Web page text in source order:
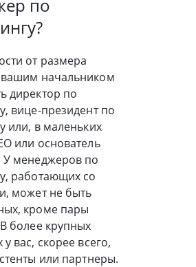
по
от размера
начальником
директор по
вице-президент по
или, в маленьких
или основатель
У менеджеров по
работающих со
может не быть
кроме пары
более крупных
вас, скорее всего,
или партнеры.